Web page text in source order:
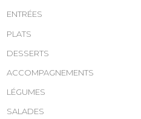
ENTRÉES
PLATS
DESSERTS
ACCOMPAGNEMENTS
LÉGUMES
SALADES